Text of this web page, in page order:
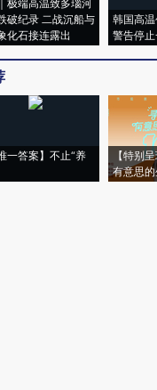
极端高温致多瑙河
破纪录 二战沉船与
化石接连露出
韩国高
警告停
一答案】不止“养
【特别
有意思的